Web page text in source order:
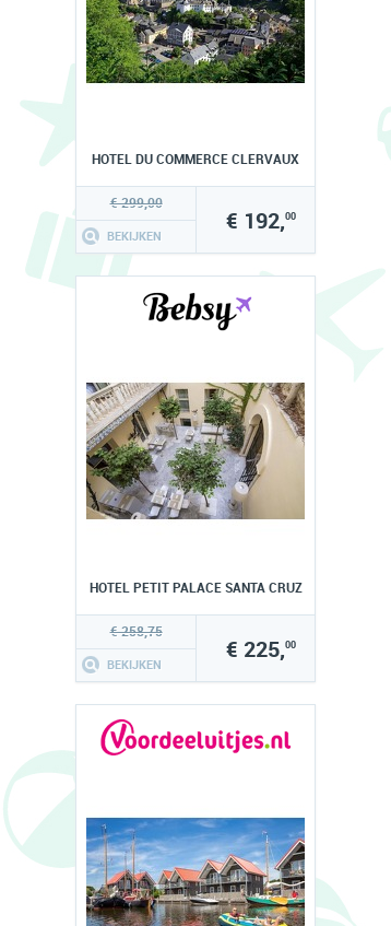
HOTEL DU COMMERCE CLERVAUX
€ 299,00
BEKIJKEN
€ 192,00
HOTEL PETIT PALACE SANTA CRUZ
€ 258,75
BEKIJKEN
€ 225,00